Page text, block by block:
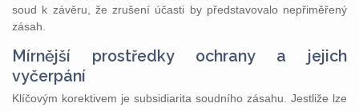
soud k závěru, že zrušení účasti by představovalo nepřiměřený
zásah.
Mírnější prostředky ochrany a jejich
vyčerpání
Klíčovým korektivem je subsidiarita soudního zásahu. Jestliže lze